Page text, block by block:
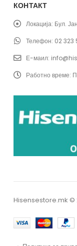
КОНТАКТ
Локација: Бул.
Телефон: 02 323
Е-маил:
Работно време:
Hisensestore.mk ©